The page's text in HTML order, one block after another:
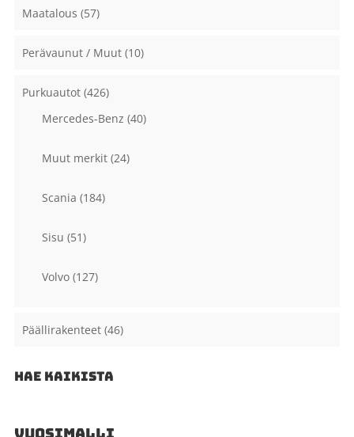
Maatalous (57)
Perävaunut / Muut (10)
Purkuautot (426)
Mercedes-Benz (40)
Muut merkit (24)
Scania (184)
Sisu (51)
Volvo (127)
Päällirakenteet (46)
HAE KAIKISTA